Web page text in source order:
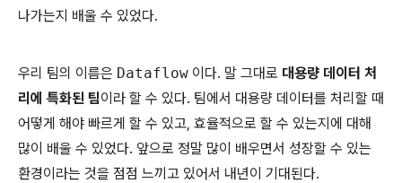
나가는지 배울 수 있었다.
우리 팀의 이름은 Dataflow 이다. 말 그대로 대용량 데이터 처
리에 특화된 팀이라 할 수 있다. 팀에서 대용량 데이터를 처리할 때
어떻게 해야 빠르게 할 수 있고, 효율적으로 할 수 있는지에 대해
많이 배울 수 있었다. 앞으로 정말 많이 배우면서 성장할 수 있는
환경이라는 것을 점점 느끼고 있어서 내년이 기대된다.